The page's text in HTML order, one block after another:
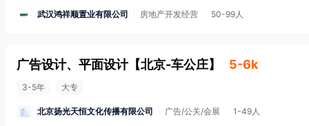
武汉鸿祥顺置业有限公司 房地产开发经营 50-99人
广告设计、平面设计 【北京-车公庄】 5-6k
3-5年 大专
北京扬光天恒文化传播有限公司 广告/公关/会展 1-49人